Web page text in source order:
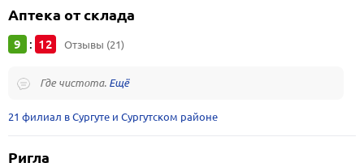
Аптека от склада
9 : 12 Отзывы (21)
Где чистота.
21 филиал в Сургуте и Сургутском районе
Ригла